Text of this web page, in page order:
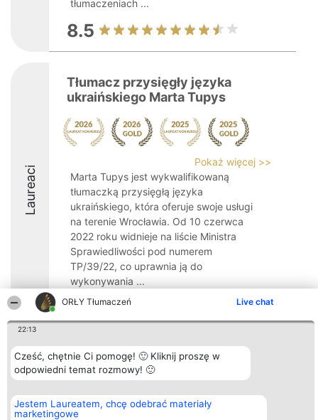
ORŁY Tłumaczeń Live chat
22:13
Cześć, chętnie Ci pomogę! 🙂 Kliknij proszę w
odpowiedni temat rozmowy! 🙂
Jestem Laureatem, chcę odebrać materiały
marketingowe
tłumaczeniach ...
8.5
Laureaci
Tłumacz przysięgły języka
ukraińskiego Marta Tupys
Pokaż więcej >>
Marta Tupys jest wykwalifikowaną
tłumaczką przysięgłą języka
ukraińskiego, która oferuje swoje usługi
na terenie Wrocławia. Od 10 czerwca
2022 roku widnieje na liście Ministra
Sprawiedliwości pod numerem
TP/39/22, co uprawnia ją do
wykonywania ...
10
Organizator plebiscytu
Bright Side Solutions sp. z o.
o. sp. k.
Wrocław 50-079
KRS 0000749100 | Regon
Plebiscyt
Laureaci
Lista
Laureatów
Zasady
Kontakt